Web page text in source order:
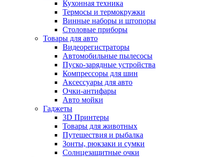
Кухонная техника
Термосы и термокружки
Винные наборы и штопоры
Столовые приборы
Товары для авто
Видеорегистраторы
Автомобильные пылесосы
Пуско-зарядные устройства
Компрессоры для шин
Аксессуары для авто
Очки-антифары
Авто мойки
Гаджеты
3D Принтеры
Товары для животных
Путешествия и рыбалка
Зонты, рюкзаки и сумки
Солнцезащитные очки